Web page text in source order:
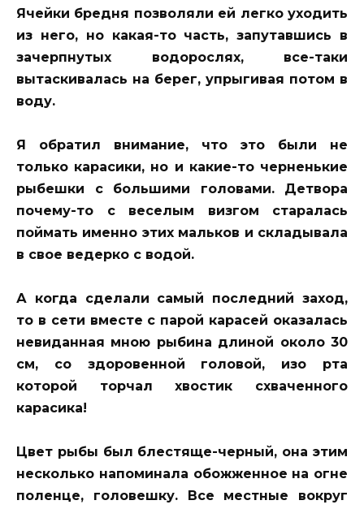
Ячейки бредня позволяли ей легко уходить
из него, но какая-то часть, запутавшись в
зачерпнутых водорослях, все-таки
вытаскивалась на берег, упрыгивая потом в
воду.
Я обратил внимание, что это были не
только карасики, но и какие-то черненькие
рыбешки с большими головами. Детвора
почему-то с веселым визгом старалась
поймать именно этих мальков и складывала
в свое ведерко с водой.
А когда сделали самый последний заход,
то в сети вместе с парой карасей оказалась
невиданная мною рыбина длиной около 30
см, со здоровенной головой, изо рта
которой торчал хвостик схваченного
карасика!
Цвет рыбы был блестяще-черный, она этим
несколько напоминала обожженное на огне
поленце, головешку. Все местные вокруг